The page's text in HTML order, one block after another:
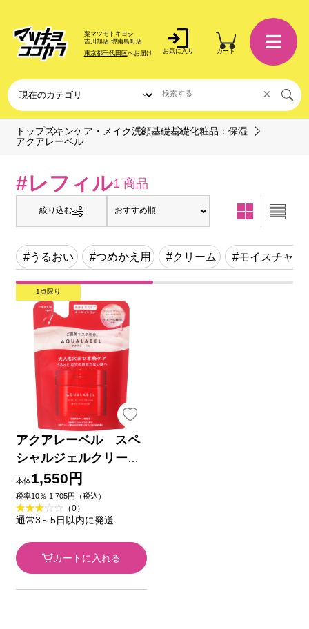
薬マツモトキヨシ
吉川旭店 堺南島町店
東京都千代田区へお届け お気に入り カート
×
トップスキンケア・メイク洗顔基礎基礎化粧品：保湿
アクアレーベル
#レフィル1 商品
絞り込む
#うるおい #つめかえ用 #クリーム #モイスチャー
1点限り
アクアレーベル スペ
シャルジェルクリー
ム ＥＸ （モイスト
スムース） つめかえ
用 ８１ｇ 資生堂
本体1,550円
税率10％ 1,705円（税込）
（0）
通常3～5日以内に発送
カートに入れる